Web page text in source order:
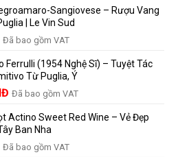
và
những
người
vang
nên
biết
Lưu
Trữ
Và
Thành
tại
là:
780.000 VNĐ.
Sangiovese – Rượu Vang
| Le Vin Sud
Giá
tại
là:
450.000 VNĐ.
Đã bao gồm VAT
Ferrulli (1954 Nghệ Sĩ) – Tuyệt Tác
Từ Puglia, Ý
Giá
tại
là:
1.390.000 VNĐ.
Đã bao gồm VAT
Actino Sweet Red Wine – Vẻ Đẹp
Ban Nha
Đã bao gồm VAT